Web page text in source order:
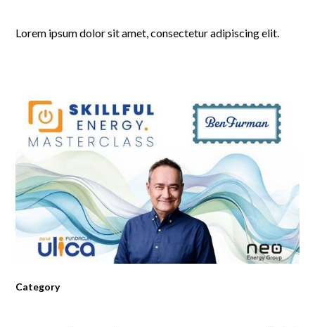
Lorem ipsum dolor sit amet, consectetur adipiscing elit.
Category